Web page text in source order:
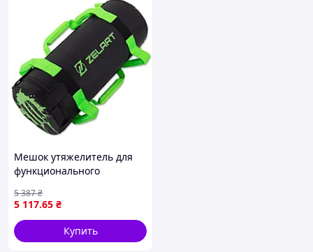
Мешок утяжелитель для
функционального
TA-7825-10 10кг черный-
зеленый
5 117.65 ₴
5 387₴
Купить